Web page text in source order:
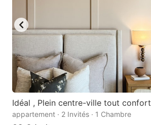
Idéal , Plein centre-ville tout confort
appartement · 2 Invités · 1 Chambre